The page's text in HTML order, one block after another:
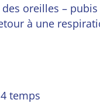
oreilles –
à une
temps